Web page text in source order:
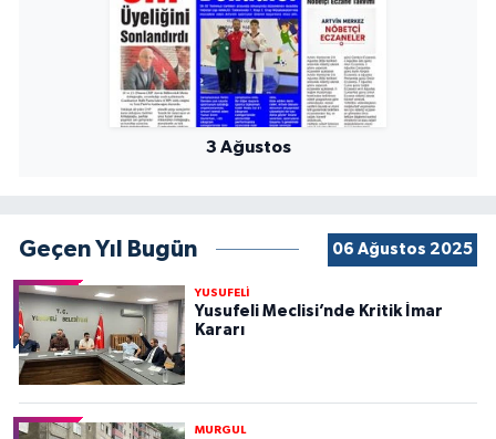
3 Ağustos
Geçen Yıl Bugün 06 Ağustos 2025
YUSUFELİ
Yusufeli Meclisi’nde Kritik İmar
Kararı
MURGUL